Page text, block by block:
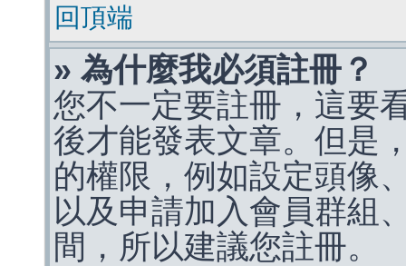
回頂端
» 為什麼我必須註冊？
您不一定要註冊，這要
後才能發表文章。但是
的權限，例如設定頭像
以及申請加入會員群組
間，所以建議您註冊。